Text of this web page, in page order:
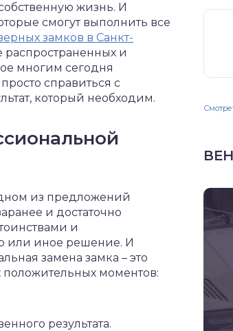
жизнь. И
смогут выполнить все
замков в Санкт-
распространенных и
многим сегодня
справиться с
который необходим.
из предложений
и достаточно
и
или иное решение. И
замена замка – это
положительных моментов:
результата.